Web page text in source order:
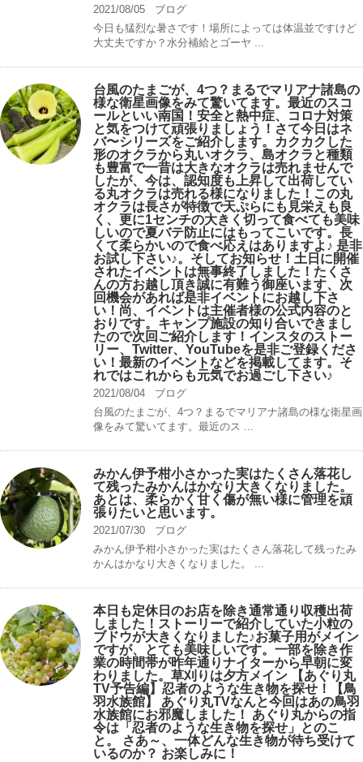
2021/08/05
ブログ
今日も猛烈な暑さです！場所によっては体温並ですけど
大丈夫ですか？水分補給とゴーヤ ...
台風のたまごが、4つ？まるでマリアナ諸島の
様な衛星画像をみて驚いてます。最近のスコ
ールといい南国！安全と熱中症、コロナ対策
と気をつけて頑張りましょう！さて今日はネ
バ〜シリーズをご紹介します。カクカクした
形のオクラから丸いオクラ、島オクラと種類
も豊富で一昔は大きなオクラは売れませんで
したが、今は、認知度も上昇して出荷してい
る丸オクラは売れる様になりました！この丸
オクラは長さが特徴で天ぷらにも見栄えも良
く、更に1センチの大きく切って食べても美味
しいので夏バテ防止にはもってこいです。長
くて柔らかいので食べ応えはありますよ♪ 是非
お試し下さい♪。そしてお知らせ！土日に開催
されたイベントは無事終了しました！たくさ
んの方お越し頂き誠に有難う御座います、次
回機会があれば是非イベントにお越し下さ
い！尚、イベントは主催者様の公式内容のと
おりです。キャンプ️施設の知り合いできまし
たので次回ご紹介します！インスタのストー
リー、Twitter、YouTubeを是非ご登録くださ
い！最新のイベントなどを掲載してます。そ
れではこれからも元気でお過ごし下さい♪
2021/08/04
ブログ
台風のたまごが、4つ？まるでマリアナ諸島の様な衛星画
像をみて驚いてます。最近のス ...
みかん伊予柑小さかった実はたくさん落花し
て残ったみかんはかなり大きくなりました。
あとは、柔らかく甘く傷が無い様に管理を頑
張りたいと思います。
2021/07/30
ブログ
みかん伊予柑小さかった実はたくさん落花して残ったみ
かんはかなり大きくなりました。 ...
本日も定休日のお店を除き通常通り収穫出荷
しました！ストーリーで紹介していた小粒の
ブドウが大きくなりました♪お菓子用がメイン
ですが、とても美味しいです。一部を除き作
業の時間帯が昨年通りナイターから早朝に変
わりました。草刈りは夕方メイン 【あぐり丸
TV予告編】忍者のような生き物を探せ！【鳥
羽水族館】 あぐり丸TVなんと今回はあの鳥羽
水族館にお邪魔しました！ あぐり丸からの指
令は「忍者のような生き物を探せ」とのこ
と。 さあ～、一体どんな生き物が待ち受けて
いるのか？ お楽しみに！